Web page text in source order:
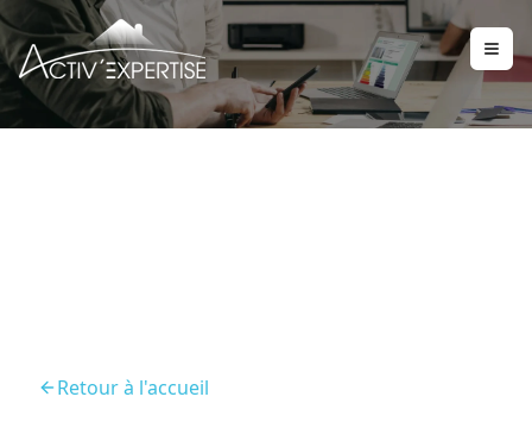
Retour à l'accueil